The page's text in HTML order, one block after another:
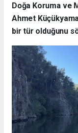
Doğa Koruma ve
Ahmet
bir tür olduğunu